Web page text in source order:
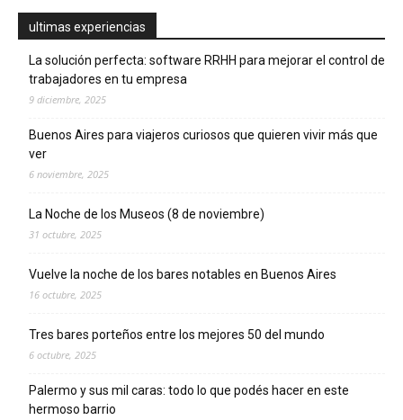
ultimas experiencias
La solución perfecta: software RRHH para mejorar el control de
trabajadores en tu empresa
9 diciembre, 2025
Buenos Aires para viajeros curiosos que quieren vivir más que
ver
6 noviembre, 2025
La Noche de los Museos (8 de noviembre)
31 octubre, 2025
Vuelve la noche de los bares notables en Buenos Aires
16 octubre, 2025
Tres bares porteños entre los mejores 50 del mundo
6 octubre, 2025
Palermo y sus mil caras: todo lo que podés hacer en este
hermoso barrio